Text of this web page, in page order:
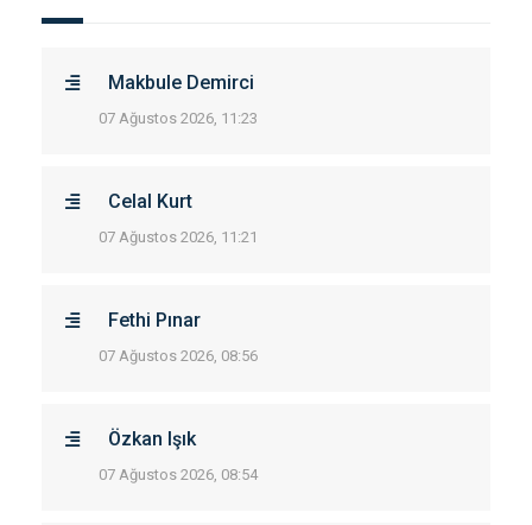
Makbule Demirci
07 Ağustos 2026, 11:23
Celal Kurt
07 Ağustos 2026, 11:21
Fethi Pınar
07 Ağustos 2026, 08:56
Özkan Işık
07 Ağustos 2026, 08:54